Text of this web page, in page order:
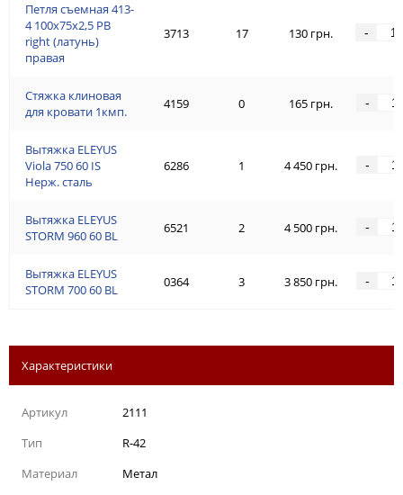
Петля съемная 413-
4 100x75x2,5 PB
right (латунь)
правая
Стяжка клиновая
для кровати 1кмп.
Вытяжка ELEYUS
Viola 750 60 IS
Нерж. сталь
Вытяжка ELEYUS
STORM 960 60 BL
Вытяжка ELEYUS
STORM 700 60 BL
3713 17 130 грн. -
4159 0 165 грн. -
6286 1 4 450 грн. -
6521 2 4 500 грн. -
0364 3 3 850 грн. -
Характеристики
Артикул
2111
Тип
R-42
Материал
Метал